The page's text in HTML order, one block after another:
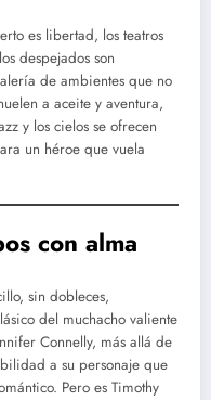
es libertad, los teatros
despejados son
de ambientes que no
a aceite y aventura,
y los cielos se ofrecen
un héroe que vuela
con alma
sin dobleces,
del muchacho valiente
Connelly, más allá de
a su personaje que
Pero es Timothy